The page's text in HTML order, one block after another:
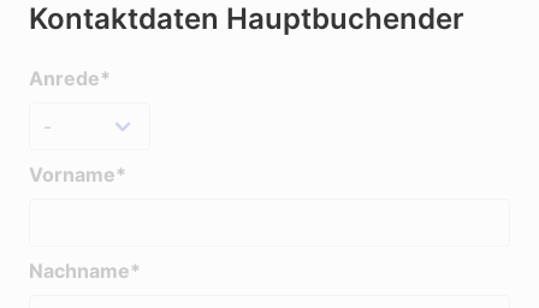
Kontaktdaten Hauptbuchender
Anrede*
Vorname*
Nachname*